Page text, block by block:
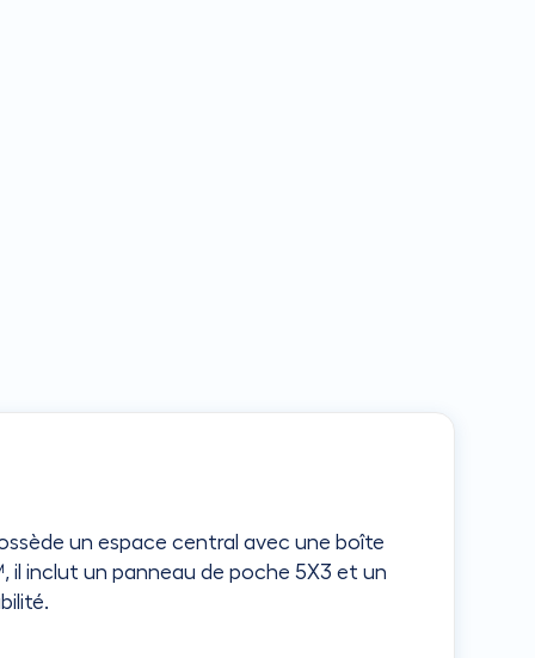
un espace central avec une boîte
il inclut un panneau de poche 5X3 et un